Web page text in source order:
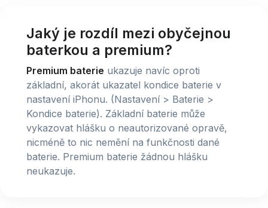
Jaký je rozdíl mezi obyčejnou
baterkou a premium?
Premium baterie ukazuje navíc oproti
základní, akorát ukazatel kondice baterie v
nastavení iPhonu. (Nastavení > Baterie >
Kondice baterie). Základní baterie může
vykazovat hlášku o neautorizované opravě,
nicméně to nic nemění na funkčnosti dané
baterie. Premium baterie žádnou hlášku
neukazuje.